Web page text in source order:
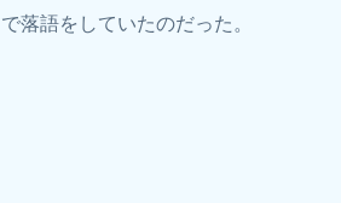
落語をしていたのだった。